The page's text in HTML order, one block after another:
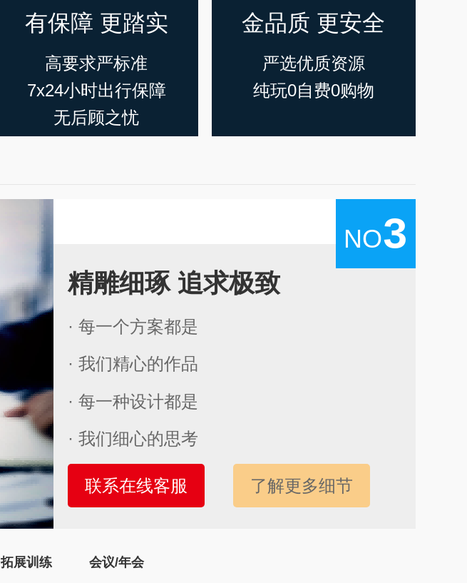
有保障 更踏实
高要求严标准
7x24小时出行保障
无后顾之忧
金品质 更安全
严选优质资源
纯玩0自费0购物
精雕细琢 追求极致
· 每一个方案都是
· 我们精心的作品
· 每一种设计都是
· 我们细心的思考
联系在线客服 了解更多细节
NO3
拓展训练 会议/年会